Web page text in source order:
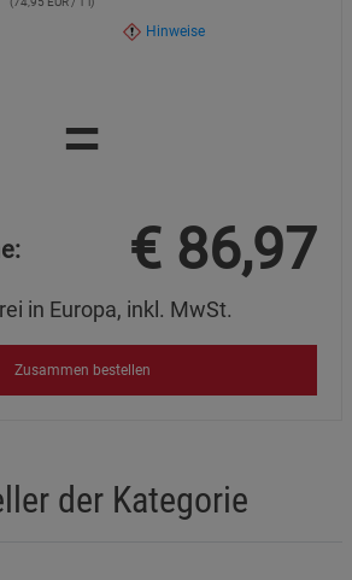
Hinweise
=
€ 86,97
in Europa, inkl. MwSt.
Zusammen bestellen
der Kategorie
Informationen